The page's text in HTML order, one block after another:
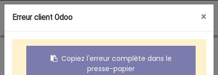
0
Boutique CASQUES CASQUE FILAIRE TYPE C
Erreur client Odoo ×
Copiez l'erreur complète dans le
presse-papier